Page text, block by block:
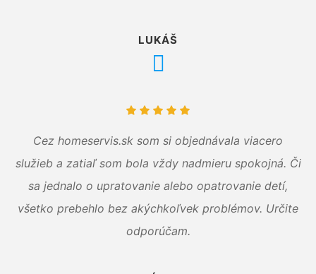
LUKÁŠ
Cez homeservis.sk som si objednávala viacero
služieb a zatiaľ som bola vždy nadmieru spokojná. Či
sa jednalo o upratovanie alebo opatrovanie detí,
všetko prebehlo bez akýchkoľvek problémov. Určite
odporúčam.